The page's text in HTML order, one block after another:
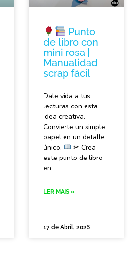
Punto
de libro con
mini rosa |
Manualidad
scrap fácil
Dale vida a tus
lecturas con esta
idea creativa.
Convierte un simple
papel en un detalle
único.
✂ Crea
este punto de libro
en
LER MAIS »
17 de Abril, 2026